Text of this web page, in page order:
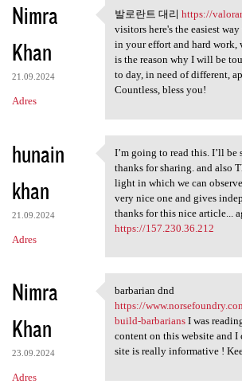
Nimra
Khan
21.09.2024
Adres
발로란트 대리
발로란트 대리 https://
visitors here's the easiest
in your effort and hard
is the reason why I will be
to day, in need of different,
Countless, bless you!
hunain
khan
21.09.2024
Adres
I’m going to read this.
I’m going to read this. I’ll be
thanks for sharing. and also
light in which we can
very nice one and gives
thanks for this nice article...
https://157.230.36.212
Nimra
Khan
23.09.2024
Adres
barbarian dnd https://
barbarian dnd
https://
build-barbariansI was
content on this website and
site is really informative !